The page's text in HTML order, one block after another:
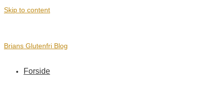
Skip to content
Brians Glutenfri Blog
Forside